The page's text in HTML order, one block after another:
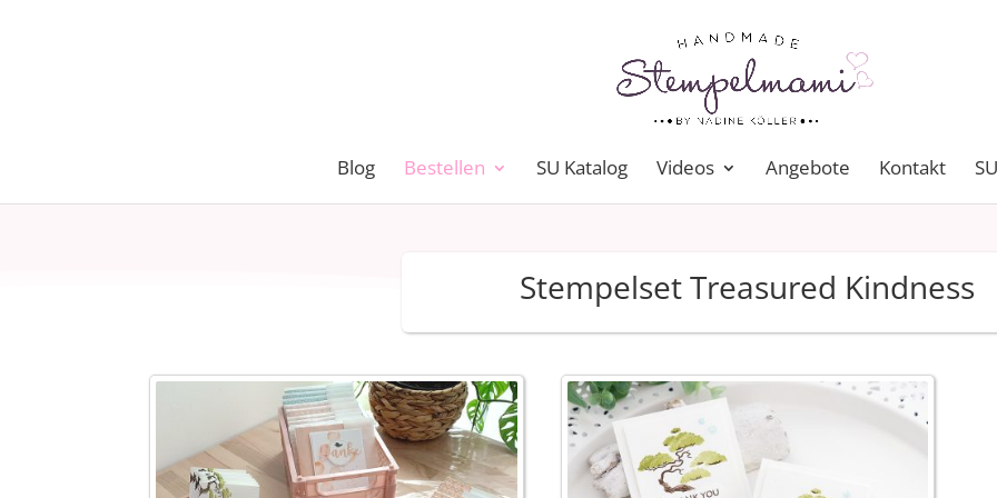
Blog Bestellen SU Katalog Videos Angebote Kontakt
Stempelset Treasured Kindness